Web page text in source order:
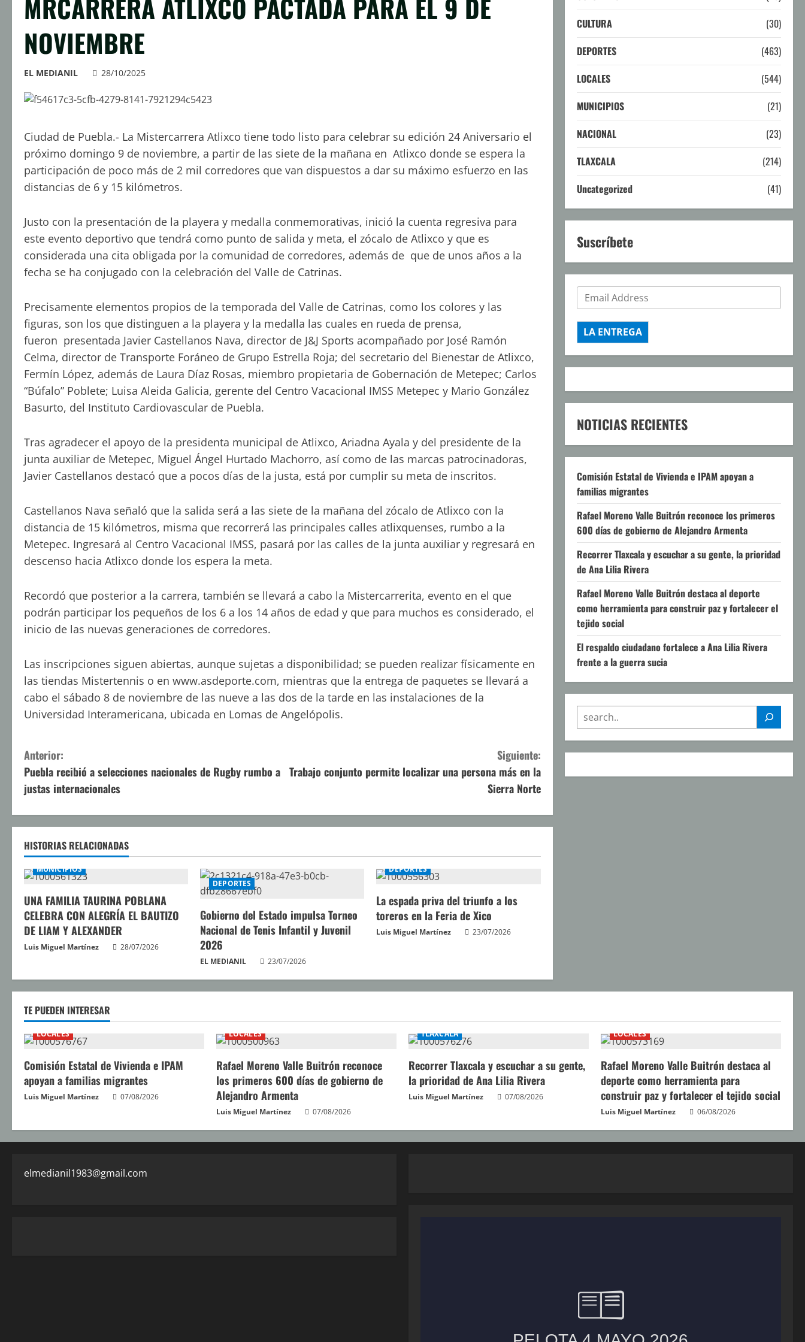
MRCARRERA ATLIXCO PACTADA PARA EL 9 DE
NOVIEMBRE
EL MEDIANIL 28/10/2025
Ciudad de Puebla.- La Mistercarrera Atlixco tiene todo listo para celebrar su edición 24 Aniversario el
próximo domingo 9 de noviembre, a partir de las siete de la mañana en Atlixco donde se espera la
participación de poco más de 2 mil corredores que van dispuestos a dar su máximo esfuerzo en las
distancias de 6 y 15 kilómetros.
Justo con la presentación de la playera y medalla conmemorativas, inició la cuenta regresiva para
este evento deportivo que tendrá como punto de salida y meta, el zócalo de Atlixco y que es
considerada una cita obligada por la comunidad de corredores, además de que de unos años a la
fecha se ha conjugado con la celebración del Valle de Catrinas.
Precisamente elementos propios de la temporada del Valle de Catrinas, como los colores y las
figuras, son los que distinguen a la playera y la medalla las cuales en rueda de prensa,
fueron presentada Javier Castellanos Nava, director de J&J Sports acompañado por José Ramón
Celma, director de Transporte Foráneo de Grupo Estrella Roja; del secretario del Bienestar de Atlixco,
Fermín López, además de Laura Díaz Rosas, miembro propietaria de Gobernación de Metepec; Carlos
“Búfalo” Poblete; Luisa Aleida Galicia, gerente del Centro Vacacional IMSS Metepec y Mario González
Basurto, del Instituto Cardiovascular de Puebla.
Tras agradecer el apoyo de la presidenta municipal de Atlixco, Ariadna Ayala y del presidente de la
junta auxiliar de Metepec, Miguel Ángel Hurtado Machorro, así como de las marcas patrocinadoras,
Javier Castellanos destacó que a pocos días de la justa, está por cumplir su meta de inscritos.
Castellanos Nava señaló que la salida será a las siete de la mañana del zócalo de Atlixco con la
distancia de 15 kilómetros, misma que recorrerá las principales calles atlixquenses, rumbo a la
Metepec. Ingresará al Centro Vacacional IMSS, pasará por las calles de la junta auxiliar y regresará en
descenso hacia Atlixco donde los espera la meta.
Recordó que posterior a la carrera, también se llevará a cabo la Mistercarrerita, evento en el que
podrán participar los pequeños de los 6 a los 14 años de edad y que para muchos es considerado, el
inicio de las nuevas generaciones de corredores.
Las inscripciones siguen abiertas, aunque sujetas a disponibilidad; se pueden realizar físicamente en
las tiendas Mistertennis o en www.asdeporte.com, mientras que la entrega de paquetes se llevará a
cabo el sábado 8 de noviembre de las nueve a las dos de la tarde en las instalaciones de la
Universidad Interamericana, ubicada en Lomas de Angelópolis.
S
i
g
u
e
l
e
y
n
d
o
Anterior:
Puebla recibió a selecciones nacionales de Rugby rumbo a
justas internacionales
Siguiente:
Trabajo conjunto permite localizar una persona más en la
Sierra Norte
HISTORIAS RELACIONADAS
MUNICIPIOS
UNA FAMILIA TAURINA POBLANA
CELEBRA CON ALEGRÍA EL BAUTIZO
DE LIAM Y ALEXANDER
Luis Miguel Martínez 28/07/2026
DEPORTES
Gobierno del Estado impulsa Torneo
Nacional de Tenis Infantil y Juvenil
2026
EL MEDIANIL 23/07/2026
DEPORTES
La espada priva del triunfo a los
toreros en la Feria de Xico
Luis Miguel Martínez 23/07/2026
CULTURA
(30)
DEPORTES
(463)
LOCALES
(544)
MUNICIPIOS
(21)
NACIONAL
(23)
TLAXCALA
(214)
Uncategorized
(41)
Suscríbete
LA ENTREGA
NOTICIAS RECIENTES
Comisión Estatal de Vivienda e IPAM apoyan a
familias migrantes
Rafael Moreno Valle Buitrón reconoce los primeros
600 días de gobierno de Alejandro Armenta
Recorrer Tlaxcala y escuchar a su gente, la prioridad
de Ana Lilia Rivera
Rafael Moreno Valle Buitrón destaca al deporte
como herramienta para construir paz y fortalecer el
tejido social
El respaldo ciudadano fortalece a Ana Lilia Rivera
frente a la guerra sucia
SEARCH
TE PUEDEN INTERESAR
LOCALES
Comisión Estatal de Vivienda e IPAM
apoyan a familias migrantes
Luis Miguel Martínez 07/08/2026
LOCALES
Rafael Moreno Valle Buitrón reconoce
los primeros 600 días de gobierno de
Alejandro Armenta
Luis Miguel Martínez 07/08/2026
TLAXCALA
Recorrer Tlaxcala y escuchar a su gente,
la prioridad de Ana Lilia Rivera
Luis Miguel Martínez 07/08/2026
LOCALES
Rafael Moreno Valle Buitrón destaca al
deporte como herramienta para
construir paz y fortalecer el tejido social
Luis Miguel Martínez 06/08/2026
elmedianil1983@gmail.com